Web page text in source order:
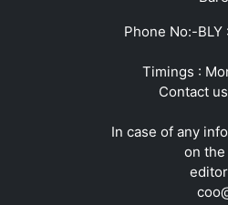
Phone No:-
Timings :
Contact
In case of any
on